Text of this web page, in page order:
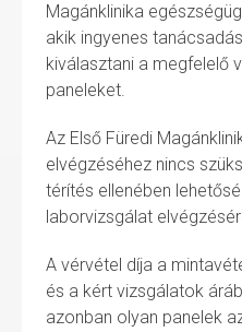
Magánklinika
akik ingyenes
kiválasztani a megfelelő
paneleket.
Az Első Füredi
elvégzéséhez nincs
térítés ellenében
laborvizsgálat
A vérvétel díja a
és a kért vizsgálatok
azonban olyan panelek